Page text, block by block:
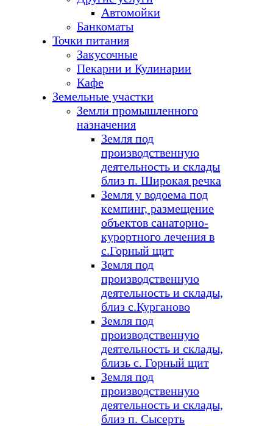
Автомойки
Банкоматы
Точки питания
Закусочные
Пекарни и Кулинарии
Кафе
Земельные участки
Земли промышленного
назначения
Земля под
производственную
деятельность и склады
близ п. Широкая речка
Земля у водоема под
кемпинг, размещение
объектов санаторно-
курортного лечения в
с.Горный щит
Земля под
производственную
деятельность и склады,
близ с.Курганово
Земля под
производственную
деятельность и склады,
близь с. Горный щит
Земля под
производственную
деятельность и склады,
близ п. Сысерть